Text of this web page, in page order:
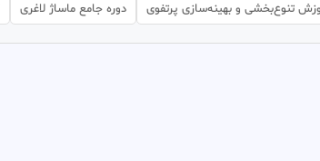
تنوع‌بخشی و بهینه‌سازی پرتفوی دوره جامع ماساژ لاغری